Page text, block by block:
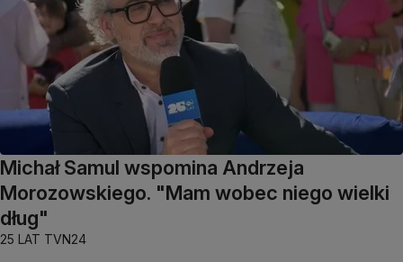
Michał Samul wspomina Andrzeja
Morozowskiego. "Mam wobec niego wielki
dług"
25 LAT TVN24